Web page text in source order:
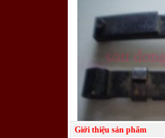
Giới thiệu sản phẩm